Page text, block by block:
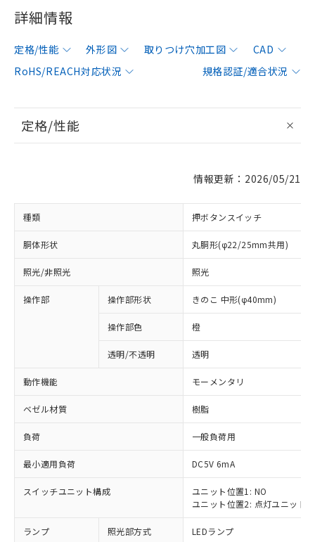
詳細情報
定格/性能 外形図 取りつけ穴加工図
CAD
RoHS/REACH対応状況
規格認証/適合状況
定格/性能
情報更新：2026/05/21
種類 押ボタンスイッチ
胴体形状 丸胴形(φ22/25mm共用)
照光/非照光 照光
操作部 操作部形状 きのこ 中形(φ40mm)
操作部色 橙
透明/不透明 透明
動作機能 モーメンタリ
ベゼル材質 樹脂
負荷 一般負荷用
最小適用負荷 DC5V 6mA
スイッチユニット構成
ユニット位置1: NO
ユニット位置2: 点灯ユニット
ランプ 照光部方式 LEDランプ